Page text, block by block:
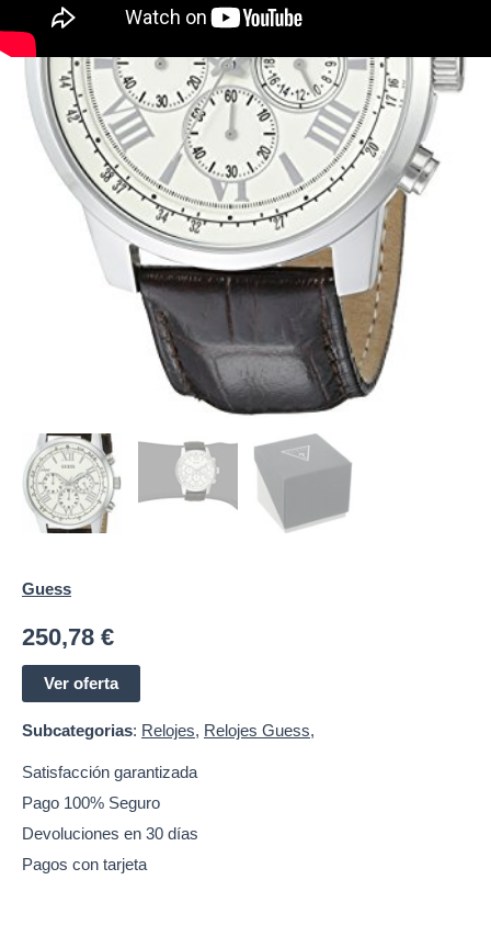
Guess
250,78 €
Ver oferta
Subcategorias: Relojes, Relojes Guess,
Satisfacción garantizada
Pago 100% Seguro
Devoluciones en 30 días
Pagos con tarjeta